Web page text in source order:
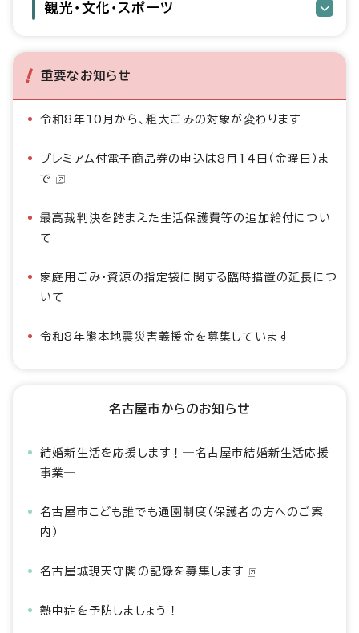
観光・文化・スポーツ
重要なお知らせ
令和8年10月から、粗大ごみの対象が変わります
プレミアム付電子商品券の申込は8月14日（金曜日）ま
で
最高裁判決を踏まえた生活保護費等の追加給付につい
て
家庭用ごみ・資源の指定袋に関する臨時措置の延長につ
いて
令和8年熊本地震災害義援金を募集しています
名古屋市からのお知らせ
結婚新生活を応援します！―名古屋市結婚新生活応援
事業―
名古屋市こども誰でも通園制度（保護者の方へのご案
内）
名古屋城現天守閣の記録を募集します
熱中症を予防しましょう！